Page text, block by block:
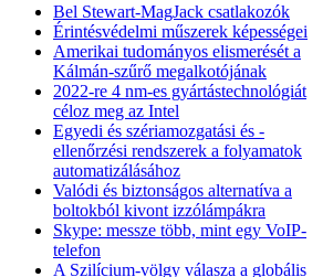
Bel Stewart-MagJack csatlakozók
Érintésvédelmi műszerek képességei
Amerikai tudományos elismerését a
Kálmán-szűrő megalkotójának
2022-re 4 nm-es gyártástechnológiát
céloz meg az Intel
Egyedi és szériamozgatási és -
ellenőrzési rendszerek a folyamatok
automatizálásához
Valódi és biztonságos alternatíva a
boltokból kivont izzólámpákra
Skype: messze több, mint egy VoIP-
telefon
A Szilícium-völgy válasza a globális